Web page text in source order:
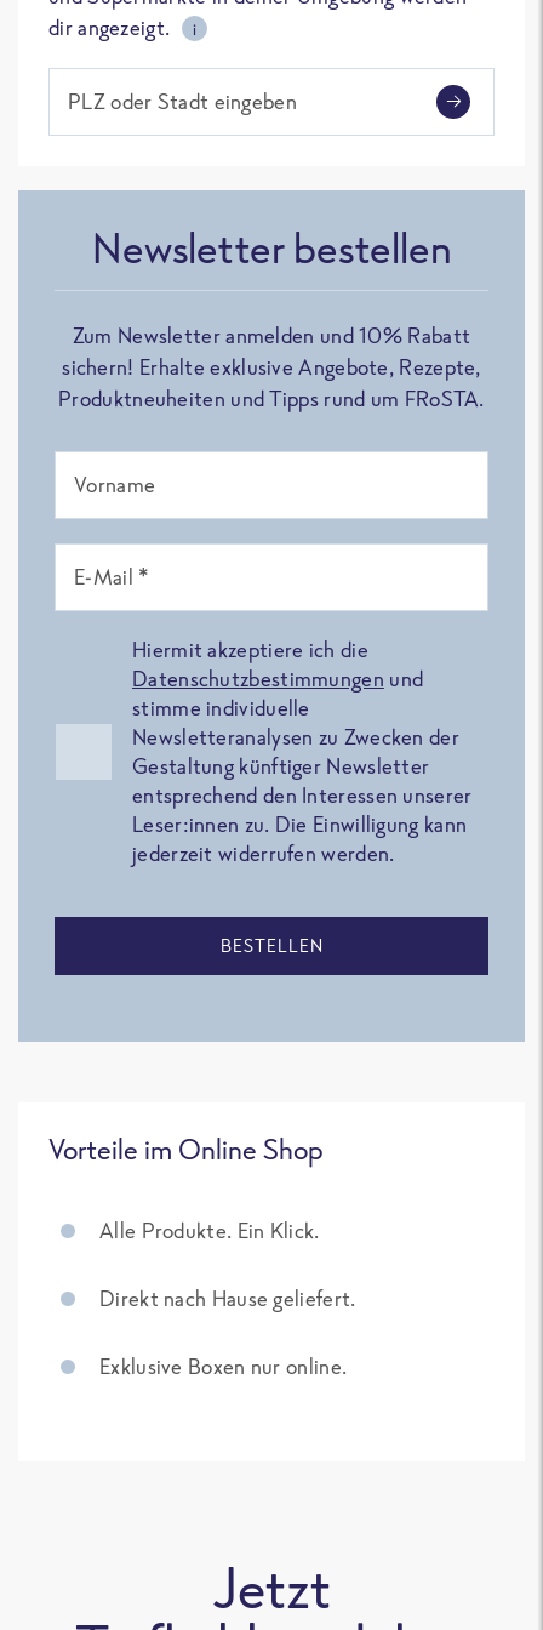
dir angezeigt.
i
PLZ oder Stadt eingeben
Newsletter bestellen
Zum Newsletter anmelden und 10% Rabatt
sichern! Erhalte exklusive Angebote, Rezepte,
Produktneuheiten und Tipps rund um FRoSTA.
Vorname
E-Mail *
Hiermit akzeptiere ich die
Datenschutzbestimmungen und
stimme individuelle
Newsletteranalysen zu Zwecken der
Gestaltung künftiger Newsletter
entsprechend den Interessen unserer
Leser:innen zu. Die Einwilligung kann
jederzeit widerrufen werden.
BESTELLEN
Vorteile im Online Shop
Alle Produkte. Ein Klick.
Direkt nach Hause geliefert.
Exklusive Boxen nur online.
Jetzt